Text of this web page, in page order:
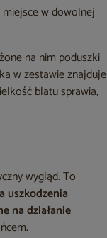
w dowolnej
na nim poduszki
w zestawie znajduje
blatu sprawia,
wygląd. To
uszkodzenia
na działanie